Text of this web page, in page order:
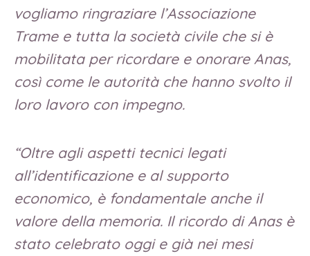
vogliamo ringraziare l’Associazione
Trame e tutta la società civile che si è
mobilitata per ricordare e onorare Anas,
così come le autorità che hanno svolto il
loro lavoro con impegno.
“Oltre agli aspetti tecnici legati
all’identificazione e al supporto
economico, è fondamentale anche il
valore della memoria. Il ricordo di Anas è
stato celebrato oggi e già nei mesi